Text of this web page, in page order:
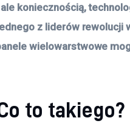
koniecznością,
z liderów rewolucji
wielowarstwowe
to takiego?